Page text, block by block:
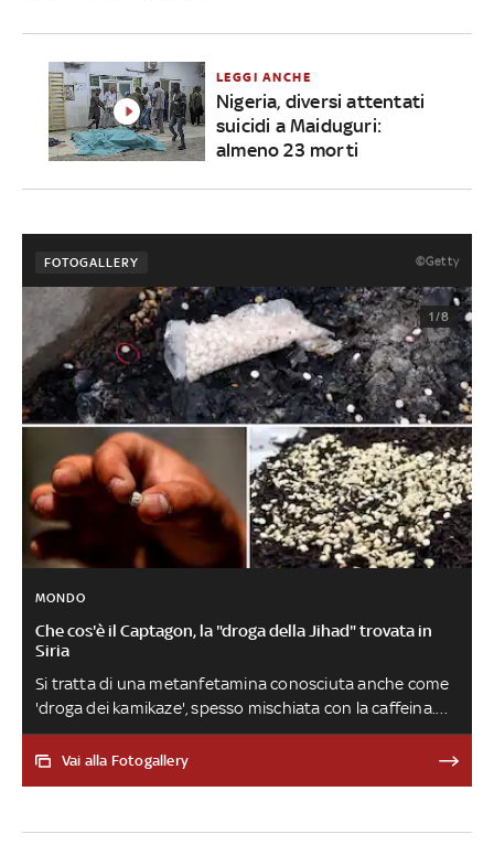
LEGGI ANCHE
Nigeria, diversi attentati
suicidi a Maiduguri:
almeno 23 morti
FOTOGALLERY ©Getty
1/8
MONDO
Che cos'è il Captagon, la "droga della Jihad" trovata in
Siria
Si tratta di una metanfetamina conosciuta anche come
'droga dei kamikaze', spesso mischiata con la caffeina.
Non è molto diffusa in occidente, mentre è una
sostanza che si trova relativamente in abbondanza in
si tratta e quali sono gli effetti
Vai alla Fotogallery